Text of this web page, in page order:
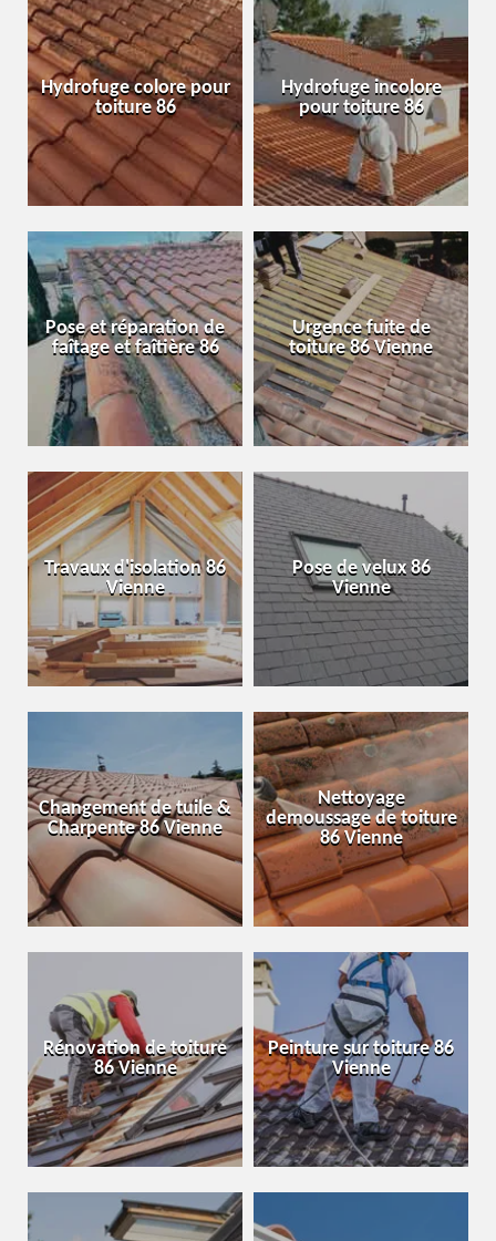
Hydrofuge colore pour
toiture 86
Hydrofuge incolore
pour toiture 86
Pose et réparation de
faîtage et faîtière 86
Urgence fuite de
toiture 86 Vienne
Travaux d'isolation 86
Vienne
Pose de velux 86
Vienne
Changement de tuile &
Charpente 86 Vienne
Nettoyage
demoussage de toiture
86 Vienne
Rénovation de toiture
86 Vienne
Peinture sur toiture 86
Vienne